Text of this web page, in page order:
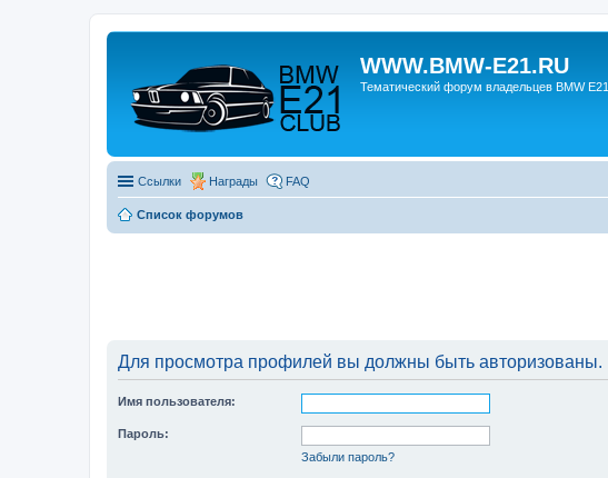
WWW.BMW-E21.RU
Тематический форум владельцев BMW E21
Ссылки Награды FAQ
Список форумов
Для просмотра профилей вы должны быть авторизованы.
Имя пользователя:
Пароль:
Забыли пароль?